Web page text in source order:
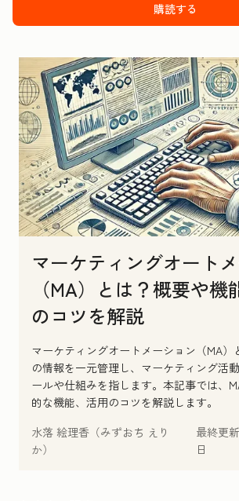
購読する
マーケティングオート
（MA）とは？概要や機
のコツを解説
マーケティングオートメーション（MA）
の情報を一元管理し、マーケティング活
ールや仕組みを指します。本記事では、
的な機能、活用のコツを解説します。
水落 絵理香（みずおち えり
か）
最終更
日